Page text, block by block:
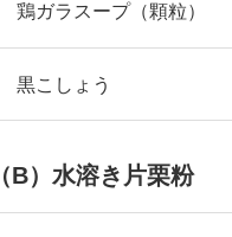
鶏ガラスープ（顆粒）
黒こしょう
（B）水溶き片栗粉